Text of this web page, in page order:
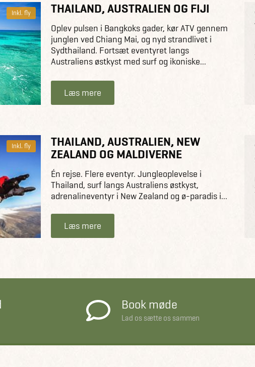
Inkl. fly THAILAND, AUSTRALIEN OG FIJI
Oplev pulsen i Bangkoks gader, kør ATV gennem
junglen ved Chiang Mai, og nyd strandlivet i
Sydthailand. Fortsæt eventyret langs
Australiens østkyst med surf og ikoniske...
Læs mere
Inkl. fly
THAILAND, AUSTRALIEN, NEW
ZEALAND OG MALDIVERNE
Én rejse. Flere eventyr. Jungleoplevelse i
Thailand, surf langs Australiens østkyst,
adrenalineventyr i New Zealand og ø-paradis i...
Læs mere
Book møde
Lad os sætte os sammen